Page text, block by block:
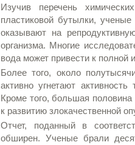
Изучив перечень
пластиковой бутылки,
оказывают на
организма. Многие
вода может привести к полной
Более того, около
активно угнетают
Кроме того, большая половина
к развитию злокачественной
Отчет, поданный в
обширен. Ученые брали